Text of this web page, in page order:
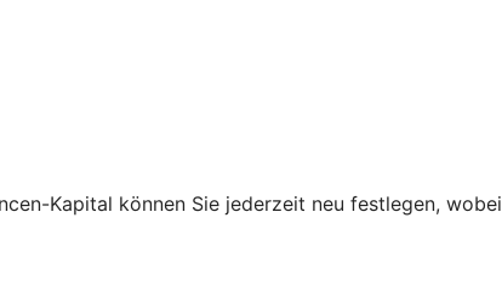
Kapital können Sie jederzeit neu festlegen, wobei